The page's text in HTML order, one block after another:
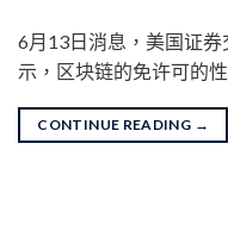
6月13日消息，美国证券
示，区块链的免许可的
CONTINUE READING →